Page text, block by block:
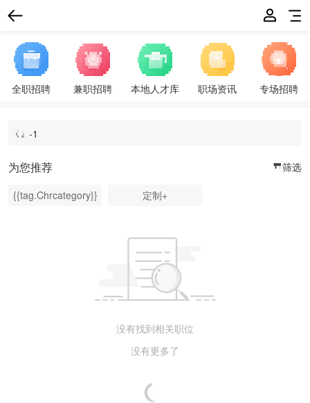
全职招聘 兼职招聘 本地人才库 职场资讯 专场招聘
筛选
为您推荐
{{tag.Chrcategory}} 定制+
没有找到相关职位
没有更多了